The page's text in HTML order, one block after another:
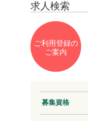
求人検索
ご利用登録の
ご案内
募集資格